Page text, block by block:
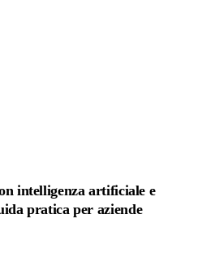
intelligenza artificiale e
pratica per aziende